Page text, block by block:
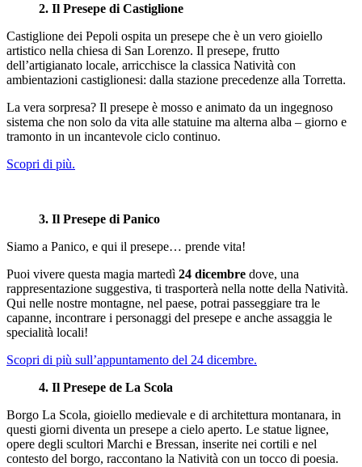
2. Il Presepe di Castiglione
Castiglione dei Pepoli ospita un presepe che è un vero gioiello
artistico nella chiesa di San Lorenzo. Il presepe, frutto
dell’artigianato locale, arricchisce la classica Natività con
ambientazioni castiglionesi: dalla stazione precedenze alla Torretta.
La vera sorpresa? Il presepe è mosso e animato da un ingegnoso
sistema che non solo da vita alle statuine ma alterna alba – giorno e
tramonto in un incantevole ciclo continuo.
Scopri di più.
3. Il Presepe di Panico
Siamo a Panico, e qui il presepe… prende vita!
Puoi vivere questa magia martedì 24 dicembre dove, una
rappresentazione suggestiva, ti trasporterà nella notte della Natività.
Qui nelle nostre montagne, nel paese, potrai passeggiare tra le
capanne, incontrare i personaggi del presepe e anche assaggia le
specialità locali!
Scopri di più sull’appuntamento del 24 dicembre.
4. Il Presepe de La Scola
Borgo La Scola, gioiello medievale e di architettura montanara, in
questi giorni diventa un presepe a cielo aperto. Le statue lignee,
opere degli scultori Marchi e Bressan, inserite nei cortili e nel
contesto del borgo, raccontano la Natività con un tocco di poesia.